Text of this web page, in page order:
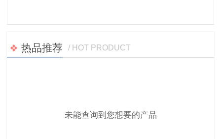
热品推荐 / HOT PRODUCT
未能查询到您想要的产品